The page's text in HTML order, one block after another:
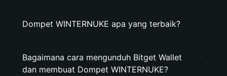
Dompet WINTERNUKE apa yang terbaik?
Bagaimana cara mengunduh Bitget Wallet
dan membuat Dompet WINTERNUKE?